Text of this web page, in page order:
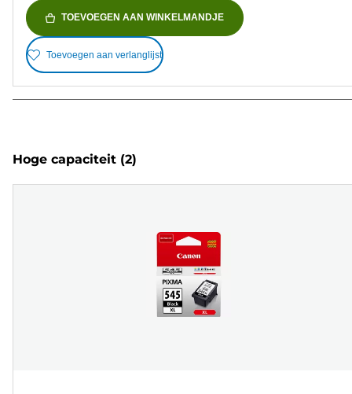
TOEVOEGEN AAN WINKELMANDJE
Toevoegen aan verlanglijst
Hoge capaciteit (2)